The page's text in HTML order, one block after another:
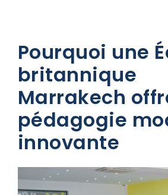
Pourquoi une
britannique
Marrakech
pédagogie
innovante